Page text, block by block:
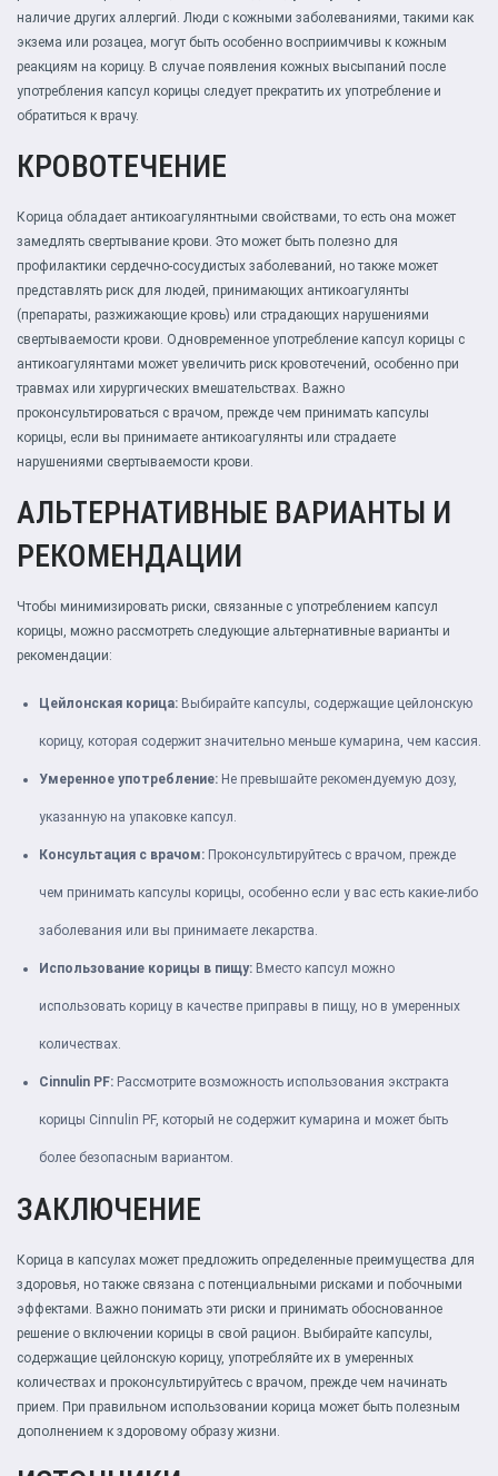
наличие других аллергий. Люди с кожными заболеваниями, такими как
экзема или розацеа, могут быть особенно восприимчивы к кожным
реакциям на корицу. В случае появления кожных высыпаний после
употребления капсул корицы следует прекратить их употребление и
обратиться к врачу.
КРОВОТЕЧЕНИЕ
Корица обладает антикоагулянтными свойствами, то есть она может
замедлять свертывание крови. Это может быть полезно для
профилактики сердечно-сосудистых заболеваний, но также может
представлять риск для людей, принимающих антикоагулянты
(препараты, разжижающие кровь) или страдающих нарушениями
свертываемости крови. Одновременное употребление капсул корицы с
антикоагулянтами может увеличить риск кровотечений, особенно при
травмах или хирургических вмешательствах. Важно
проконсультироваться с врачом, прежде чем принимать капсулы
корицы, если вы принимаете антикоагулянты или страдаете
нарушениями свертываемости крови.
АЛЬТЕРНАТИВНЫЕ ВАРИАНТЫ И
РЕКОМЕНДАЦИИ
Чтобы минимизировать риски, связанные с употреблением капсул
корицы, можно рассмотреть следующие альтернативные варианты и
рекомендации:
Цейлонская корица: Выбирайте капсулы, содержащие цейлонскую
корицу, которая содержит значительно меньше кумарина, чем кассия.
Умеренное употребление: Не превышайте рекомендуемую дозу,
указанную на упаковке капсул.
Консультация с врачом: Проконсультируйтесь с врачом, прежде
чем принимать капсулы корицы, особенно если у вас есть какие-либо
заболевания или вы принимаете лекарства.
Использование корицы в пищу: Вместо капсул можно
использовать корицу в качестве приправы в пищу, но в умеренных
количествах.
Cinnulin PF: Рассмотрите возможность использования экстракта
корицы Cinnulin PF, который не содержит кумарина и может быть
более безопасным вариантом.
ЗАКЛЮЧЕНИЕ
Корица в капсулах может предложить определенные преимущества для
здоровья, но также связана с потенциальными рисками и побочными
эффектами. Важно понимать эти риски и принимать обоснованное
решение о включении корицы в свой рацион. Выбирайте капсулы,
содержащие цейлонскую корицу, употребляйте их в умеренных
количествах и проконсультируйтесь с врачом, прежде чем начинать
прием. При правильном использовании корица может быть полезным
дополнением к здоровому образу жизни.